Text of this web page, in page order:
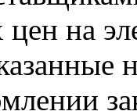
на